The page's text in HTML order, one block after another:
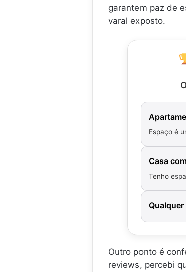
garantem paz de
varal exposto.
Espaço é
Casa
Tenho
Outro ponto é
reviews, percebi